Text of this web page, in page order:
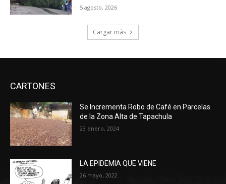
5 agosto, 2026
Cargar más
CARTONES
Se Incrementa Robo de Café en Parcelas
de la Zona Alta de Tapachula
23 enero, 2024
LA EPIDEMIA QUE VIENE
26 mayo, 2022